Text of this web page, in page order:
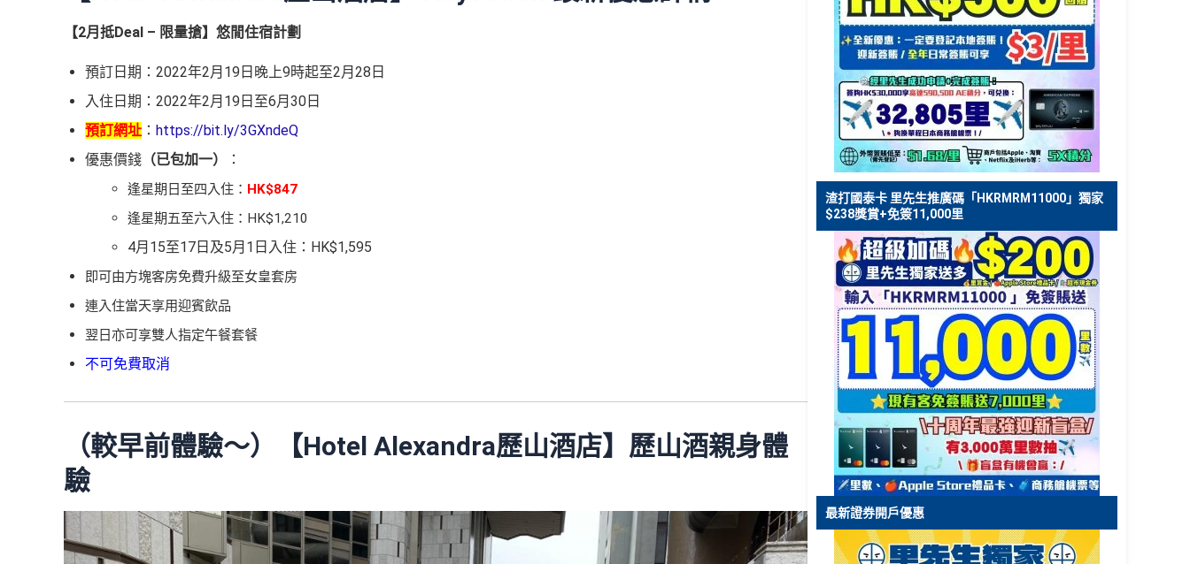
【2月抵Deal – 限量搶】悠閒住宿計劃
預訂日期：2022年2月 19 日晚上9時起至2月 28 日
入住日期：2022年2月 19 日至6月 30 日
預訂網址 ： https://bit.ly/3GXndeQ
優惠價錢 （已包加一） ：
逢星期日至四入住： HK$847
逢星期五至六入住：HK$1,210
4月15至17日及5月1日入住：HK$1,595
即可由方塊客房免費升級至女皇套房
連入住當天享用迎賓飲品
翌日亦可享雙人指定午餐套餐
不可免費取消
（較早前體驗～）【Hotel Alexandra歷山酒店】歷山酒親身體
驗
渣打國泰卡 里先生推廣碼「HKRMRM11000」獨家
$238獎賞+免簽11,000里
最新證券開戶優惠